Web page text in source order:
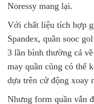
Noressy mang lại.
Với chất liệu tích hợp
Spandex, quần sooc
3 lần bình thường cả
may quần cũng có thể
dựa trên cử động xoay
Nhưng form quần vẫn